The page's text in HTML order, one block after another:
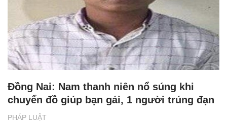
PHÁP LUẬT
Đồng Nai: Nam thanh niên nổ súng khi
chuyển đồ giúp bạn gái, 1 người trúng đạn